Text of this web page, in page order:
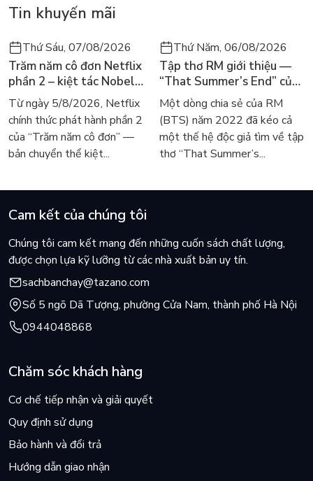
Tin khuyến mãi
Thứ Sáu, 07/08/2026
Trăm năm cô đơn Netflix
phần 2 – kiệt tác Nobel
trở lại màn ảnh, dòng
người tìm đọc lại García
Márquez
Từ ngày 5/8/2026, Netflix
chính thức phát hành phần 2
của “Trăm năm cô đơn” —
bản chuyển thể kiệt...
Thứ Năm, 06/08/2026
Tập thơ RM giới thiệu —
“That Summer’s End” của
Lee Seong-bok ra mắt bản
tiếng Anh sau 4 năm gây
sốt
Một dòng chia sẻ của RM
(BTS) năm 2022 đã kéo cả
một thế hệ độc giả tìm về tập
thơ “That Summer’s...
Cam kết của chúng tôi
Chúng tôi cam kết mang đến những cuốn sách chất lượng,
được chọn lựa kỹ lưỡng từ các nhà xuất bản uy tín.
sachbanchay@tazano.com
Số 5 ngõ Dã Tượng, phường Cửa Nam, thành phố Hà Nội
0944048868
Chăm sóc khách hàng
Cơ chế tiếp nhận và giải quyết
Quy định sử dụng
Bảo hành và đổi trả
Hướng dẫn giao nhận